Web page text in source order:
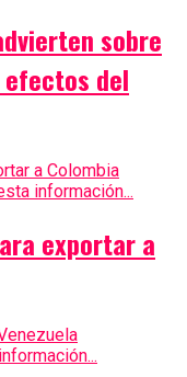
sobre
efectos del
información...
exportar a